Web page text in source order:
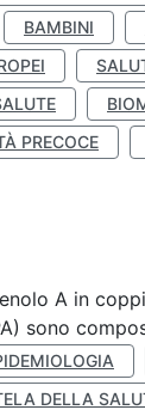
BAMBINI
PRECOCE
A in
sono
DELLA